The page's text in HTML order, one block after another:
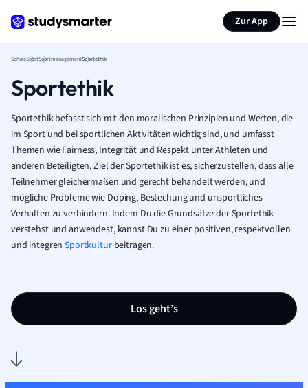
Zur App
SchuleSportSportmanagementSportethik
Sportethik
Sportethik befasst sich mit den moralischen Prinzipien und Werten, die
im Sport und bei sportlichen Aktivitäten wichtig sind, und umfasst
Themen wie Fairness, Integrität und Respekt unter Athleten und
anderen Beteiligten. Ziel der Sportethik ist es, sicherzustellen, dass alle
Teilnehmer gleichermaßen und gerecht behandelt werden, und
mögliche Probleme wie Doping, Bestechung und unsportliches
Verhalten zu verhindern. Indem Du die Grundsätze der Sportethik
verstehst und anwendest, kannst Du zu einer positiven, respektvollen
und integrenSportkulturbeitragen.
Los geht’s
Seite zusammenfassen